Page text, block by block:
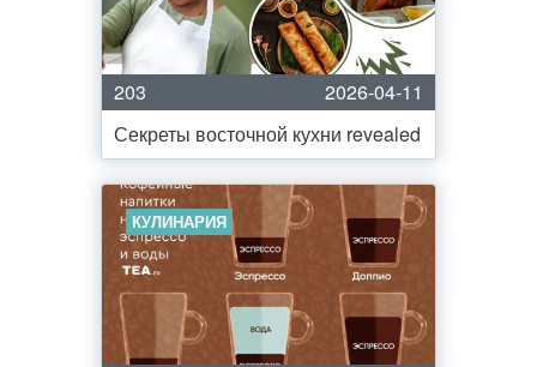
203
2026-04-11
Секреты восточной кухни revealed
КУЛИНАРИЯ